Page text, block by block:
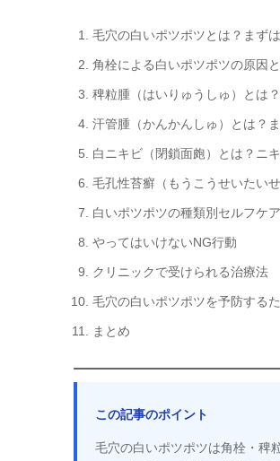
毛穴の白いポツポツとは？まず
角栓による白いポツポツの原因
稗粒腫（はいりゅうしゅ）とは
汗管腫（かんかんしゅ）とは？
白ニキビ（閉鎖面皰）とは？ニ
毛孔性苔癬（もうこうせいたい
白いポツポツの種類別セルフケ
やってはいけないNG行動
クリニックで受けられる治療法
毛穴の白いポツポツを予防する
まとめ
この記事のポイント
毛穴の白いポツポツは角栓・稗